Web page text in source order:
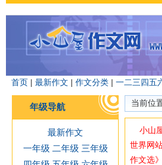
首页 | 最新作文 | 作文分类 | 一二三四五
年级导航
最新作文
一年级 二年级 三年级
当前位
小山
世界网
作文选